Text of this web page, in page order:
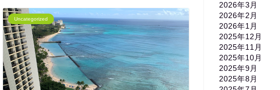
Uncategorized
2026年3月
2026年2月
2026年1月
2025年12月
2025年11月
2025年10月
2025年9月
2025年8月